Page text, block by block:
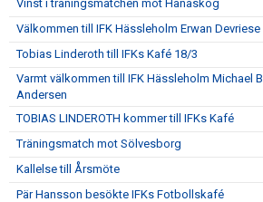
Vinst i träningsmatchen mot Hanaskog
Välkommen till IFK Hässleholm Erwan Devriese
Tobias Linderoth till IFKs Kafé 18/3
Varmt välkommen till IFK Hässleholm Michael B
Andersen
TOBIAS LINDEROTH kommer till IFKs Kafé
Träningsmatch mot Sölvesborg
Kallelse till Årsmöte
Pär Hansson besökte IFKs Fotbollskafé